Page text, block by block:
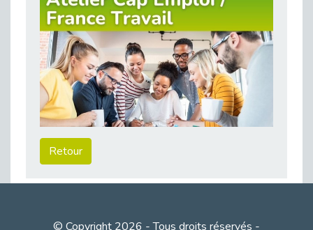
Publié le 20/04/2026
[RETOUR SUR] Une session de recrutement inclusive réussie à Asnières !
Publié le 20/04/2026
Emploi et Handicap : Une alliance de style entre Cap Emploi 92 et La Cravate Solidaire
Publié le 20/04/2026
Cap Emploi 92 s'engage pour la santé mentale : La formation PSSM au cœur de l'accompagnement
Publié le 13/04/2026
Publié le 13/04/2026
Journée mondiale de la maladie de Parkinson : Mieux comprendre pour mieux accompagner
Retour
© Copyright 2026 - Tous droits réservés -